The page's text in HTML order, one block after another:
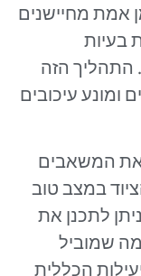
אמת מחיישנים
בעיות
התהליך הזה
ומונע עיכובים
את המשאבים
במצב טוב
לתכנן את
מה שמוביל
הכללית